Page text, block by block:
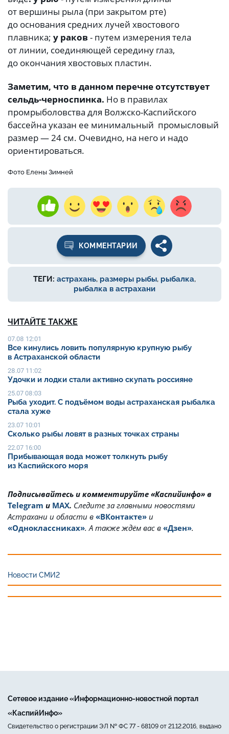
от вершины рыла (при закрытом рте)
до основания средних лучей хвостового
плавника; у раков- путем измерения тела
от линии, соединяющей середину глаз,
до окончания хвостовых пластин.
Заметим, что в данном перечне отсутствует
сельдь-черноспинка. Но в правилах
промрыболовства для Волжско-Каспийского
бассейна указан ее минимальный промысловый
размер — 24 см. Очевидно, на него и надо
ориентироваться.
Фото Елены Зимней
КОММЕНТАРИИ
ТЕГИ: астрахань, размеры рыбы, рыбалка,
рыбалка в астрахани
ЧИТАЙТЕ ТАКЖЕ
07.08 12:01
Все кинулись ловить популярную крупную рыбу
в Астраханской области
28.07 11:02
Удочки и лодки стали активно скупать россияне
25.07 08:03
Рыба уходит. С подъёмом воды астраханская рыбалка
стала хуже
23.07 10:01
Сколько рыбы ловят в разных точках страны
22.07 16:00
Прибывающая вода может толкнуть рыбу
из Каспийского моря
Подписывайтесь и комментируйте «Каспийинфо» в
Telegram и MAX. Cледите за главными новостями
Астрахани и области в «ВКонтакте» и
«Одноклассниках». А также ждём вас в «Дзен».
Новости СМИ2
Сетевое издание «Информационно-новостной портал
«КаспийИнфо»
Свидетельство о регистрации ЭЛ № ФС 77 - 68109 от 21.12.2016, выдано